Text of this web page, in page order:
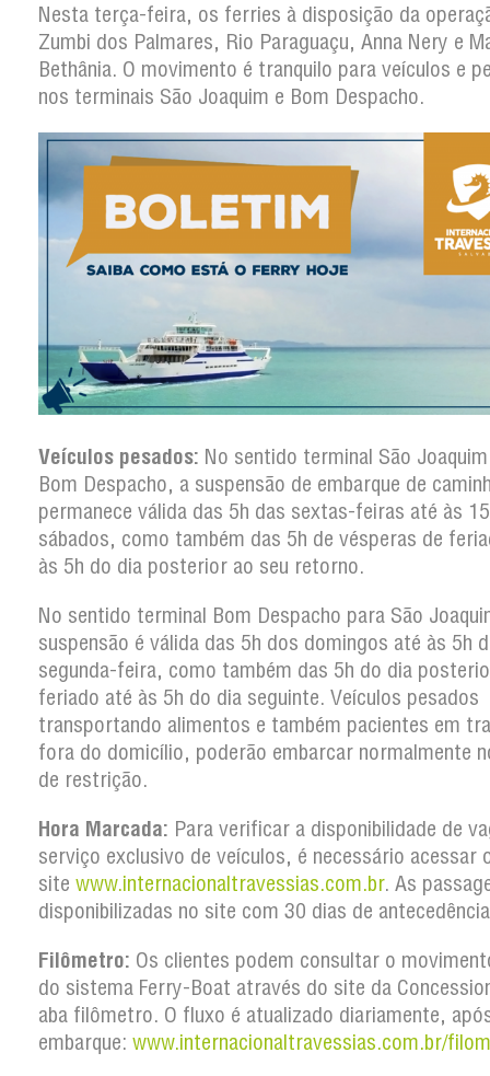
Nesta terça-feira, os ferries à disposição da
Zumbi dos Palmares, Rio Paraguaçu, Anna Nery e
Bethânia. O movimento é tranquilo para veículos e
nos terminais São Joaquim e Bom Despacho.
Veículos pesados: No sentido terminal São
Bom Despacho, a suspensão de embarque de
permanece válida das 5h das sextas-feiras até às
sábados, como também das 5h de vésperas de
às 5h do dia posterior ao seu retorno.
No sentido terminal Bom Despacho para São
suspensão é válida das 5h dos domingos até às 5h
segunda-feira, como também das 5h do dia
feriado até às 5h do dia seguinte. Veículos pesados
transportando alimentos e também pacientes em
fora do domicílio, poderão embarcar normalmente
de restrição.
Hora Marcada: Para verificar a disponibilidade de
serviço exclusivo de veículos, é necessário acessar
site www.internacionaltravessias.com.br. As
disponibilizadas no site com 30 dias de
Filômetro: Os clientes podem consultar o
do sistema Ferry-Boat através do site da
aba filômetro. O fluxo é atualizado diariamente,
embarque: www.internacionaltravessias.com.br/